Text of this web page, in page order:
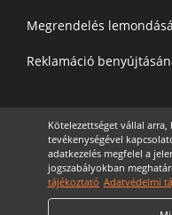
Megrendelés
Reklamáció
Felíratkozás a
Kötelezettséget vállal arra,
tevékenységével
adatkezelés megfelel a
jogszabályokban
tájékoztató Adatvédelmi